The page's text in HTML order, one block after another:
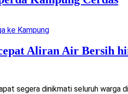
Aliran Air Bersih
segera dinikmati seluruh